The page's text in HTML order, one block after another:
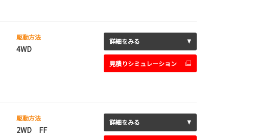
駆動方法
4WD
詳細をみる
見積りシミュレーション
駆動方法
2WD FF
詳細をみる